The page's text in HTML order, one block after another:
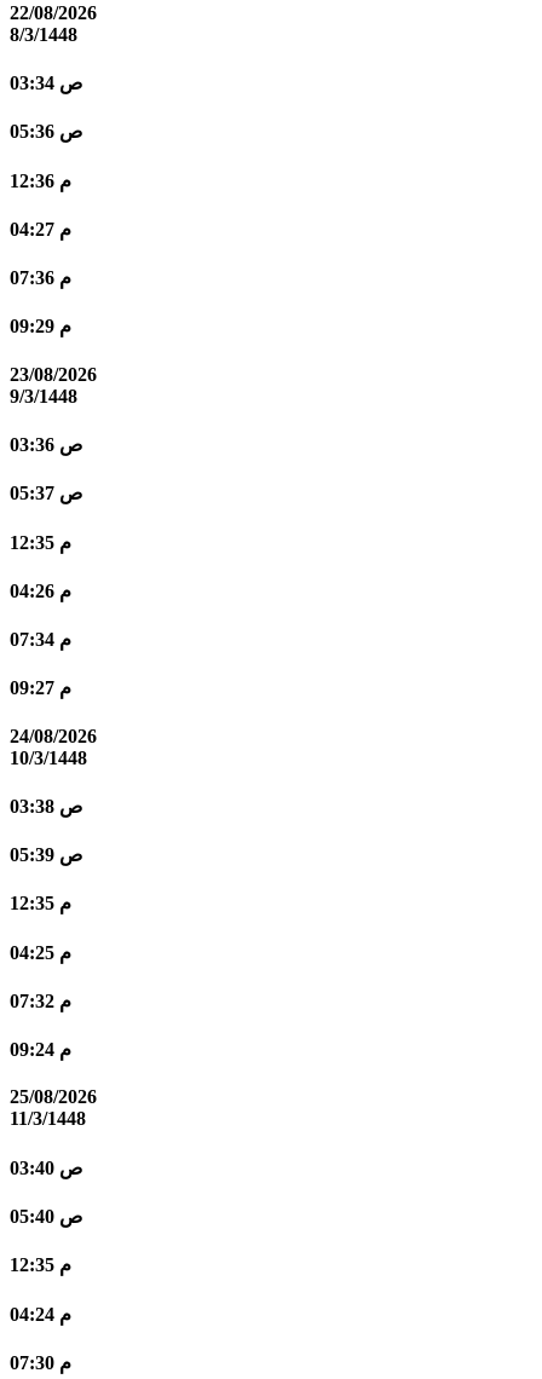
22/08/2026
8/3/1448
03:34 ص
05:36 ص
12:36 م
04:27 م
07:36 م
09:29 م
23/08/2026
9/3/1448
03:36 ص
05:37 ص
12:35 م
04:26 م
07:34 م
09:27 م
24/08/2026
10/3/1448
03:38 ص
05:39 ص
12:35 م
04:25 م
07:32 م
09:24 م
25/08/2026
11/3/1448
03:40 ص
05:40 ص
12:35 م
04:24 م
07:30 م